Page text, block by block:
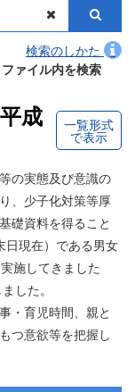
検索のしかた
ァイル内を検索
成
一覧形式
で表示
の実態及び意識の
、少子化対策等厚
礎資料を得ること
日現在）である男女
施してきました
した。
・育児時間、親と
つ意欲等を把握し